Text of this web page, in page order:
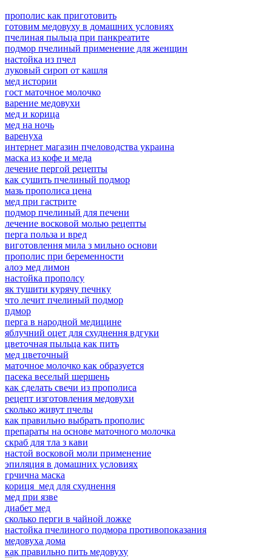
прополис как приготовить
готовим медовуху в домашних условиях
пчелиная пыльца при панкреатите
подмор пчелиный применение для женщин
настойка из пчел
луковый сироп от кашля
мед истории
гост маточное молочко
варение медовухи
мед и корица
мед на ночь
варенуха
интернет магазин пчеловодства украина
маска из кофе и меда
лечение пергой рецепты
как сушить пчелиный подмор
мазь прополиса цена
мед при гастрите
подмор пчелиный для печени
лечение восковой молью рецепты
перга польза и вред
виготовлення мила з мильно основи
прополис при беременности
алоэ мед лимон
настойка прополсу
як тушити курячу печнку
что лечит пчелиный подмор
пдмор
перга в народной медицине
яблучний оцет для схуднення вдгуки
цветочная пыльца как пить
мед цветочный
маточное молочко как образуется
пасека веселый шершень
как сделать свечи из прополиса
рецепт изготовления медовухи
сколько живут пчелы
как правильно выбрать прополис
препараты на основе маточного молочка
скраб для тла з кави
настой восковой моли применение
эпиляция в домашних условиях
грчична маска
кориця мед для схуднення
мед при язве
диабет мед
сколько перги в чайной ложке
настойка пчелиного подмора противопоказания
медовуха дома
как правильно пить медовуху